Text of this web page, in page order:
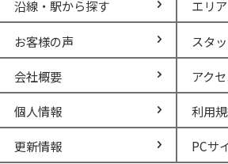
沿線・駅から探す エリ
お客様の声 スタ
会社概要 アク
個人情報 利用
更新情報 PCサ